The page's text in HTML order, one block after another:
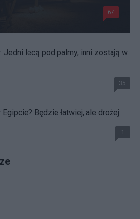
67
Jedni lecą pod palmy, inni zostają w
35
Będzie łatwiej, ale drożej
1